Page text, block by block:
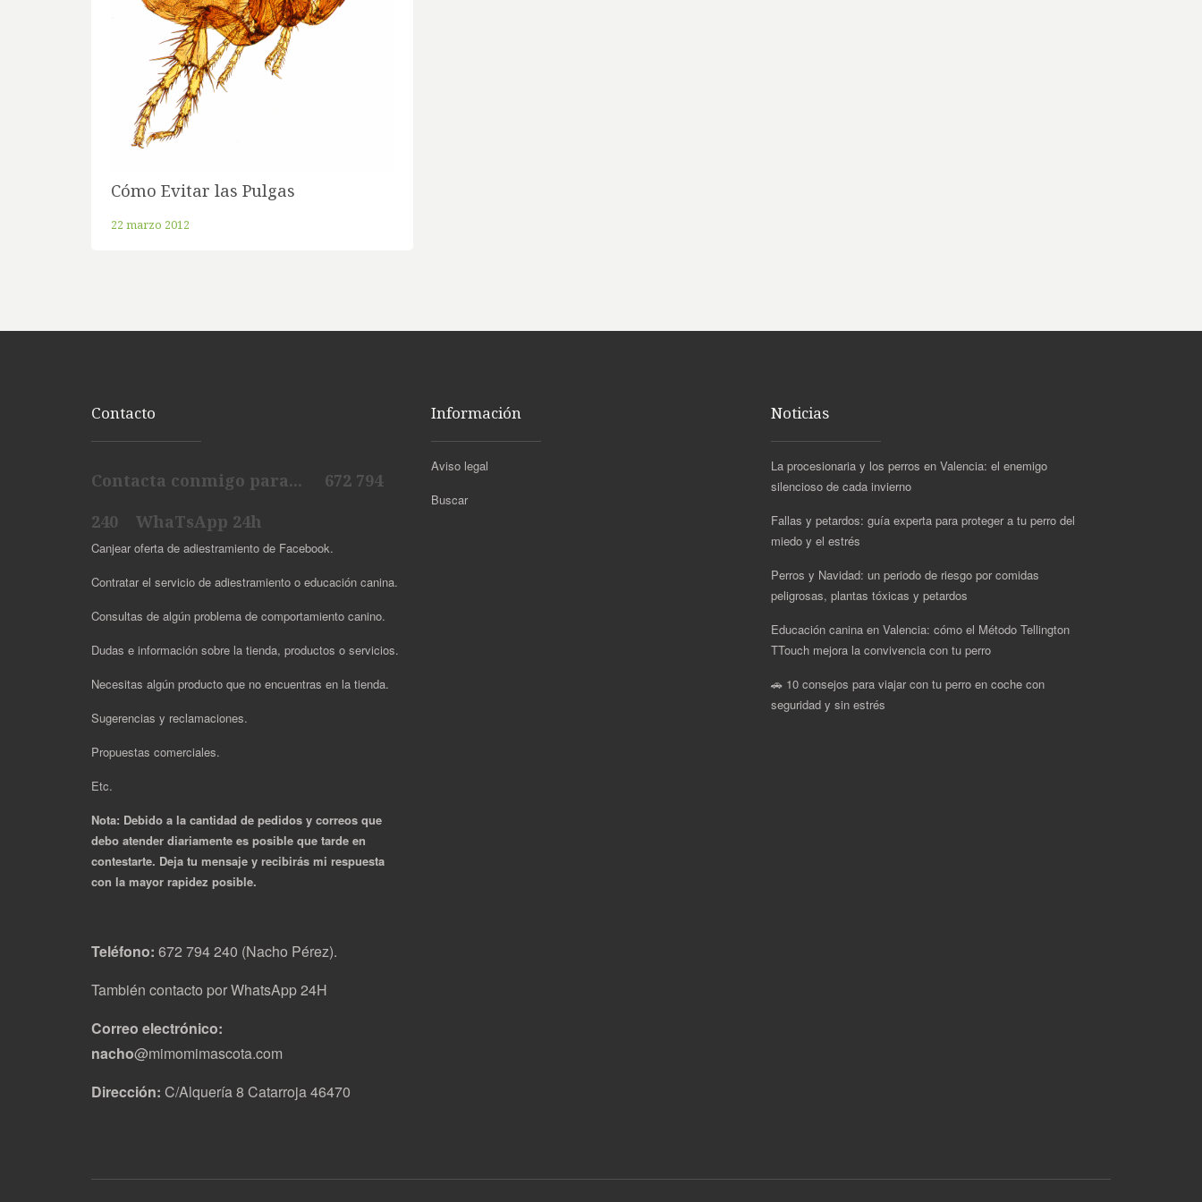
Cómo Evitar las Pulgas
22 marzo 2012
Contacto
Contacta conmigo para... 672 794
240 WhaTsApp 24h
Canjear oferta de adiestramiento de Facebook.
Contratar el servicio de adiestramiento o educación canina.
Consultas de algún problema de comportamiento canino.
Dudas e información sobre la tienda, productos o servicios.
Necesitas algún producto que no encuentras en la tienda.
Sugerencias y reclamaciones.
Propuestas comerciales.
Etc.
Nota: Debido a la cantidad de pedidos y correos que
debo atender diariamente es posible que tarde en
contestarte. Deja tu mensaje y recibirás mi respuesta
con la mayor rapidez posible.
Teléfono: 672 794 240 (Nacho Pérez).
También contacto por WhatsApp 24H
Correo electrónico:
nacho@mimomimascota.com
Dirección: C/Alquería 8 Catarroja 46470
Información
Aviso legal
Buscar
Noticias
La procesionaria y los perros en Valencia: el enemigo
silencioso de cada invierno
Fallas y petardos: guía experta para proteger a tu perro del
miedo y el estrés
Perros y Navidad: un periodo de riesgo por comidas
peligrosas, plantas tóxicas y petardos
Educación canina en Valencia: cómo el Método Tellington
TTouch mejora la convivencia con tu perro
🚗 10 consejos para viajar con tu perro en coche con
seguridad y sin estrés